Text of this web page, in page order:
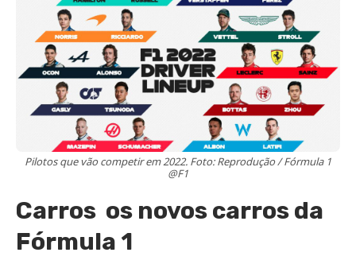
Pilotos que vão competir em 2022. Foto: Reprodução / Fórmula 1
@F1
Carros os novos carros da
Fórmula 1